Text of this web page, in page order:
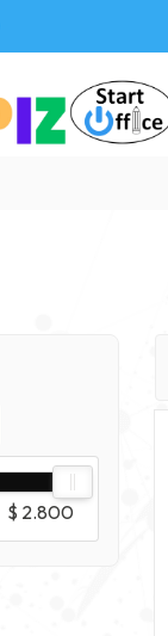
$ 2.800